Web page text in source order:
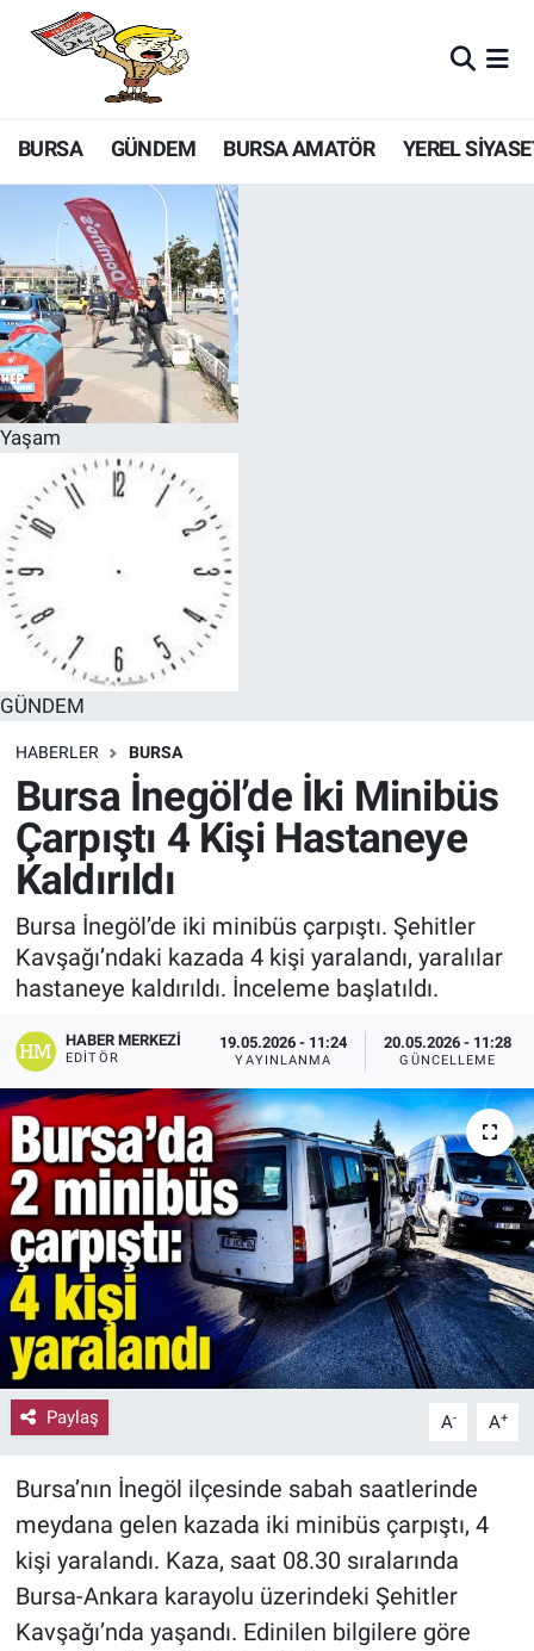
BURSA GÜNDEM BURSA AMATÖR YEREL
Yaşam
GÜNDEM
HABERLER BURSA
Bursa İnegöl’de İki Minibüs
Çarpıştı 4 Kişi Hastaneye
Kaldırıldı
Bursa İnegöl’de iki minibüs çarpıştı. Şehitler
Kavşağı’ndaki kazada 4 kişi yaralandı, yaralılar
hastaneye kaldırıldı. İnceleme başlatıldı.
HABER MERKEZI
EDITÖR
19.05.2026 - 11:24
YAYINLANMA
20.05.2026 - 11:28
GÜNCELLEME
Paylaş A- A+
Bursa’nın İnegöl ilçesinde sabah saatlerinde
meydana gelen kazada iki minibüs çarpıştı, 4
kişi yaralandı. Kaza, saat 08.30 sıralarında
Bursa-Ankara karayolu üzerindeki Şehitler
Kavşağı’nda yaşandı. Edinilen bilgilere göre